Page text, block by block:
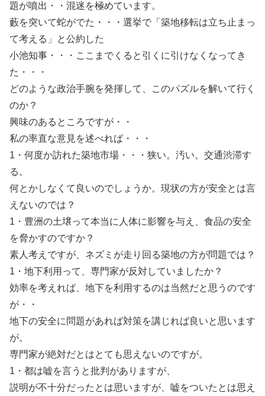
題が噴出・・混迷を極めています。
藪を突いて蛇がでた・・・選挙で「築地移転は立ち止まっ
て考える」と公約した
小池知事・・・ここまでくると引くに引けなくなってき
た・・・
どのような政治手腕を発揮して、このパズルを解いて行く
のか？
興味のあるところですが・・
私の率直な意見を述べれば・・・
1・何度か訪れた築地市場・・・狭い。汚い。交通渋滞す
る。
何とかしなくて良いのでしょうか。現状の方が安全とは言
えないのでは？
1・豊洲の土壌って本当に人体に影響を与え、食品の安全
を脅かすのですか？
素人考えですが、ネズミが走り回る築地の方が問題では？
1・地下利用って、専門家が反対していましたか？
効率を考えれば、地下を利用するのは当然だと思うのです
が・・
地下の安全に問題があれば対策を講じれば良いと思います
が。
専門家が絶対だとはとても思えないのですが。
1・都は嘘を言うと批判がありますが、
説明が不十分だったとは思いますが、嘘をついたとは思え